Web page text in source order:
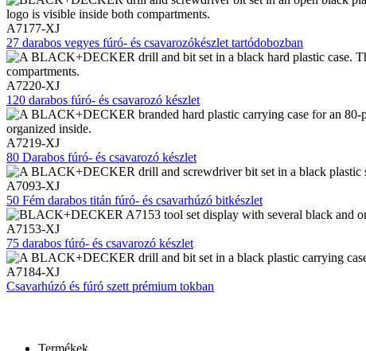
A7177-XJ
27 darabos vegyes fúró- és csavarozókészlet tartódobozban
A7220-XJ
120 darabos fúró- és csavarozó készlet
A7219-XJ
80 Darabos fúró- és csavarozó készlet
A7093-XJ
50 Fém darabos titán fúró- és csavarhúzó bitkészlet
A7153-XJ
75 darabos fúró- és csavarozó készlet
A7184-XJ
Csavarhúzó és fúró szett prémium tokban